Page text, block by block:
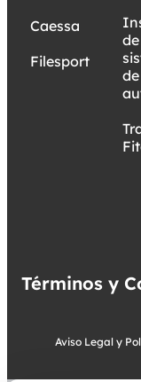
Caessa
Filesport
de
de
Términos y
Aviso Legal y